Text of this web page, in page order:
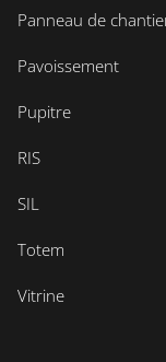
Panneau de
Pavoissement
Pupitre
RIS
SIL
Totem
Vitrine